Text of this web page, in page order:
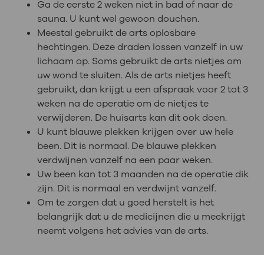
Ga de eerste 2 weken niet in bad of naar de
sauna. U kunt wel gewoon douchen.
Meestal gebruikt de arts oplosbare
hechtingen. Deze draden lossen vanzelf in uw
lichaam op. Soms gebruikt de arts nietjes om
uw wond te sluiten. Als de arts nietjes heeft
gebruikt, dan krijgt u een afspraak voor 2 tot 3
weken na de operatie om de nietjes te
verwijderen. De huisarts kan dit ook doen.
U kunt blauwe plekken krijgen over uw hele
been. Dit is normaal. De blauwe plekken
verdwijnen vanzelf na een paar weken.
Uw been kan tot 3 maanden na de operatie dik
zijn. Dit is normaal en verdwijnt vanzelf.
Om te zorgen dat u goed herstelt is het
belangrijk dat u de medicijnen die u meekrijgt
neemt volgens het advies van de arts.